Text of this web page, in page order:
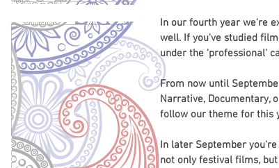
In our fourth year we're
well. If you've studied
under the 'professional'
From now until
Narrative, Documentary,
follow our theme for this
In later September
not only festival films,